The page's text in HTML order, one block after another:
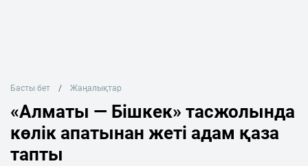
Басты бет Жаңалықтар
«Алматы — Бішкек» тасжолында
көлік апатынан жеті адам қаза
тапты